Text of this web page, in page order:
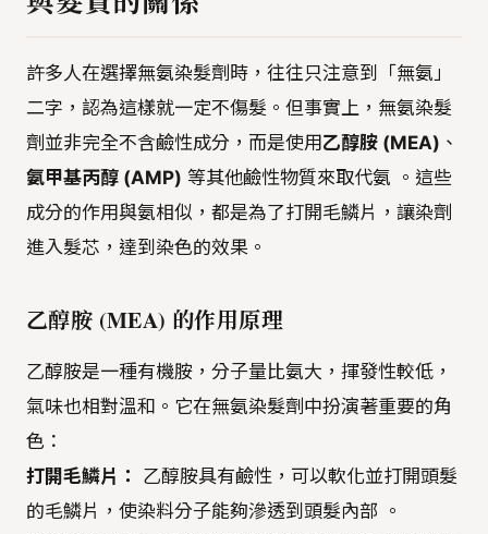
許多人在選擇無氨染髮劑時，往往只注意到「無氨」
二字，認為這樣就一定不傷髮。但事實上，無氨染髮
劑並非完全不含鹼性成分，而是使用 乙醇胺 (MEA) 、
氨甲基丙醇 (AMP) 等其他鹼性物質來取代氨 。這些
成分的作用與氨相似，都是為了打開毛鱗片，讓染劑
進入髮芯，達到染色的效果。
乙醇胺 (MEA) 的作用原理
乙醇胺是一種有機胺，分子量比氨大，揮發性較低，
氣味也相對溫和。它在無氨染髮劑中扮演著重要的角
色：
打開毛鱗片：
乙醇胺具有鹼性，可以軟化並打開頭髮
的毛鱗片，使染料分子能夠滲透到頭髮內部 。